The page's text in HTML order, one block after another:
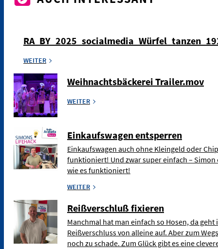
WEITER
Weihnachtsbäckerei Trailer.mov
WEITER
Einkaufswagen entsperren
Einkaufswagen auch ohne Kleingeld oder
funktioniert! Und zwar super einfach –
wie es funktioniert!
WEITER
Reißverschluß fixieren
Manchmal hat man einfach so Hosen, da
Reißverschluss von alleine auf. Aber zum
noch zu schade. Zum Glück gibt es eine